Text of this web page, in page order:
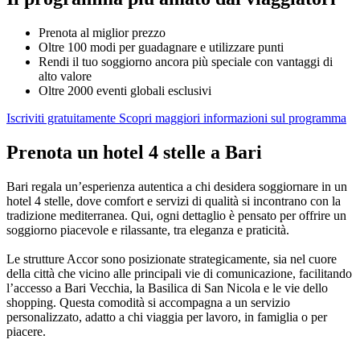
Prenota al miglior prezzo
Oltre 100 modi per guadagnare e utilizzare punti
Rendi il tuo soggiorno ancora più speciale con vantaggi di
alto valore
Oltre 2000 eventi globali esclusivi
Iscriviti gratuitamente Scopri maggiori informazioni sul programma
Prenota un hotel 4 stelle a Bari
Bari regala un’esperienza autentica a chi desidera soggiornare in un
hotel 4 stelle, dove comfort e servizi di qualità si incontrano con la
tradizione mediterranea. Qui, ogni dettaglio è pensato per offrire un
soggiorno piacevole e rilassante, tra eleganza e praticità.
Le strutture Accor sono posizionate strategicamente, sia nel cuore
della città che vicino alle principali vie di comunicazione, facilitando
l’accesso a Bari Vecchia, la Basilica di San Nicola e le vie dello
shopping. Questa comodità si accompagna a un servizio
personalizzato, adatto a chi viaggia per lavoro, in famiglia o per
piacere.